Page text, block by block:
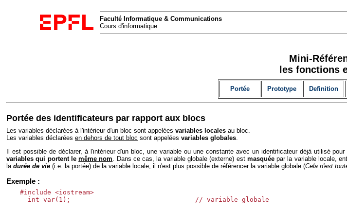
Faculté Informatique & Communications
Cours d'informatique
Mini-
les fonctions
Portée Prototype Definition
Portée des identificateurs par rapport aux blocs
Les variables déclarées à l'intérieur d'un bloc sont appelées variables locales au bloc.
Les variables déclarées en dehors de tout bloc sont appelées variables globales.
Il est possible de déclarer, à l'intérieur d'un bloc, une variable ou une constante avec un identificateur déjà utilisé
variables qui portent lemême nom. Dans ce cas, la variable globale (externe) est masquéepar la variable locale,
la durée de vie (i.e. la portée) de la variable locale, il n'est plus possible de référencer la variable globale (Cela n'est
Exemple :
#include <iostream>
  int var(1);                                // variable globale